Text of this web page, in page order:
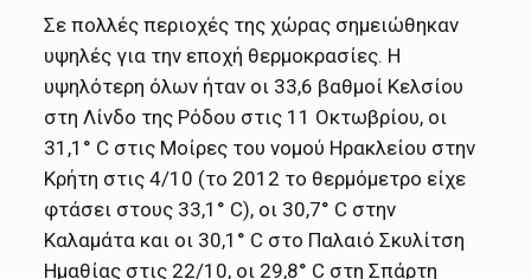
Σε πολλές περιοχές της χώρας σημειώθηκαν
υψηλές για την εποχή θερμοκρασίες. Η
υψηλότερη όλων ήταν οι 33,6 βαθμοί Κελσίου
στη Λίνδο της Ρόδου στις 11 Οκτωβρίου, οι
31,1° C στις Μοίρες του νομού Ηρακλείου στην
Κρήτη στις 4/10 (το 2012 το θερμόμετρο είχε
φτάσει στους 33,1° C), οι 30,7° C στην
Καλαμάτα και οι 30,1° C στο Παλαιό Σκυλίτση
Ημαθίας στις 22/10, οι 29,8° C στη Σπάρτη